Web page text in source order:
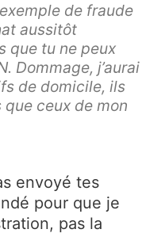
exemple de fraude
aussitôt
que tu ne peux
Dommage, j’aurai
de domicile, ils
ceux de mon
envoyé tes
pour que je
pas la